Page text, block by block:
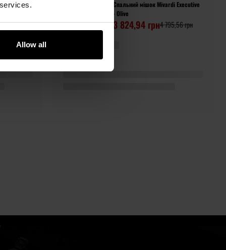
Allow all
Easy -
грн
Спальний мішок Mivardi Executive
- Olive
3 824,94 грн4 795,56 грн